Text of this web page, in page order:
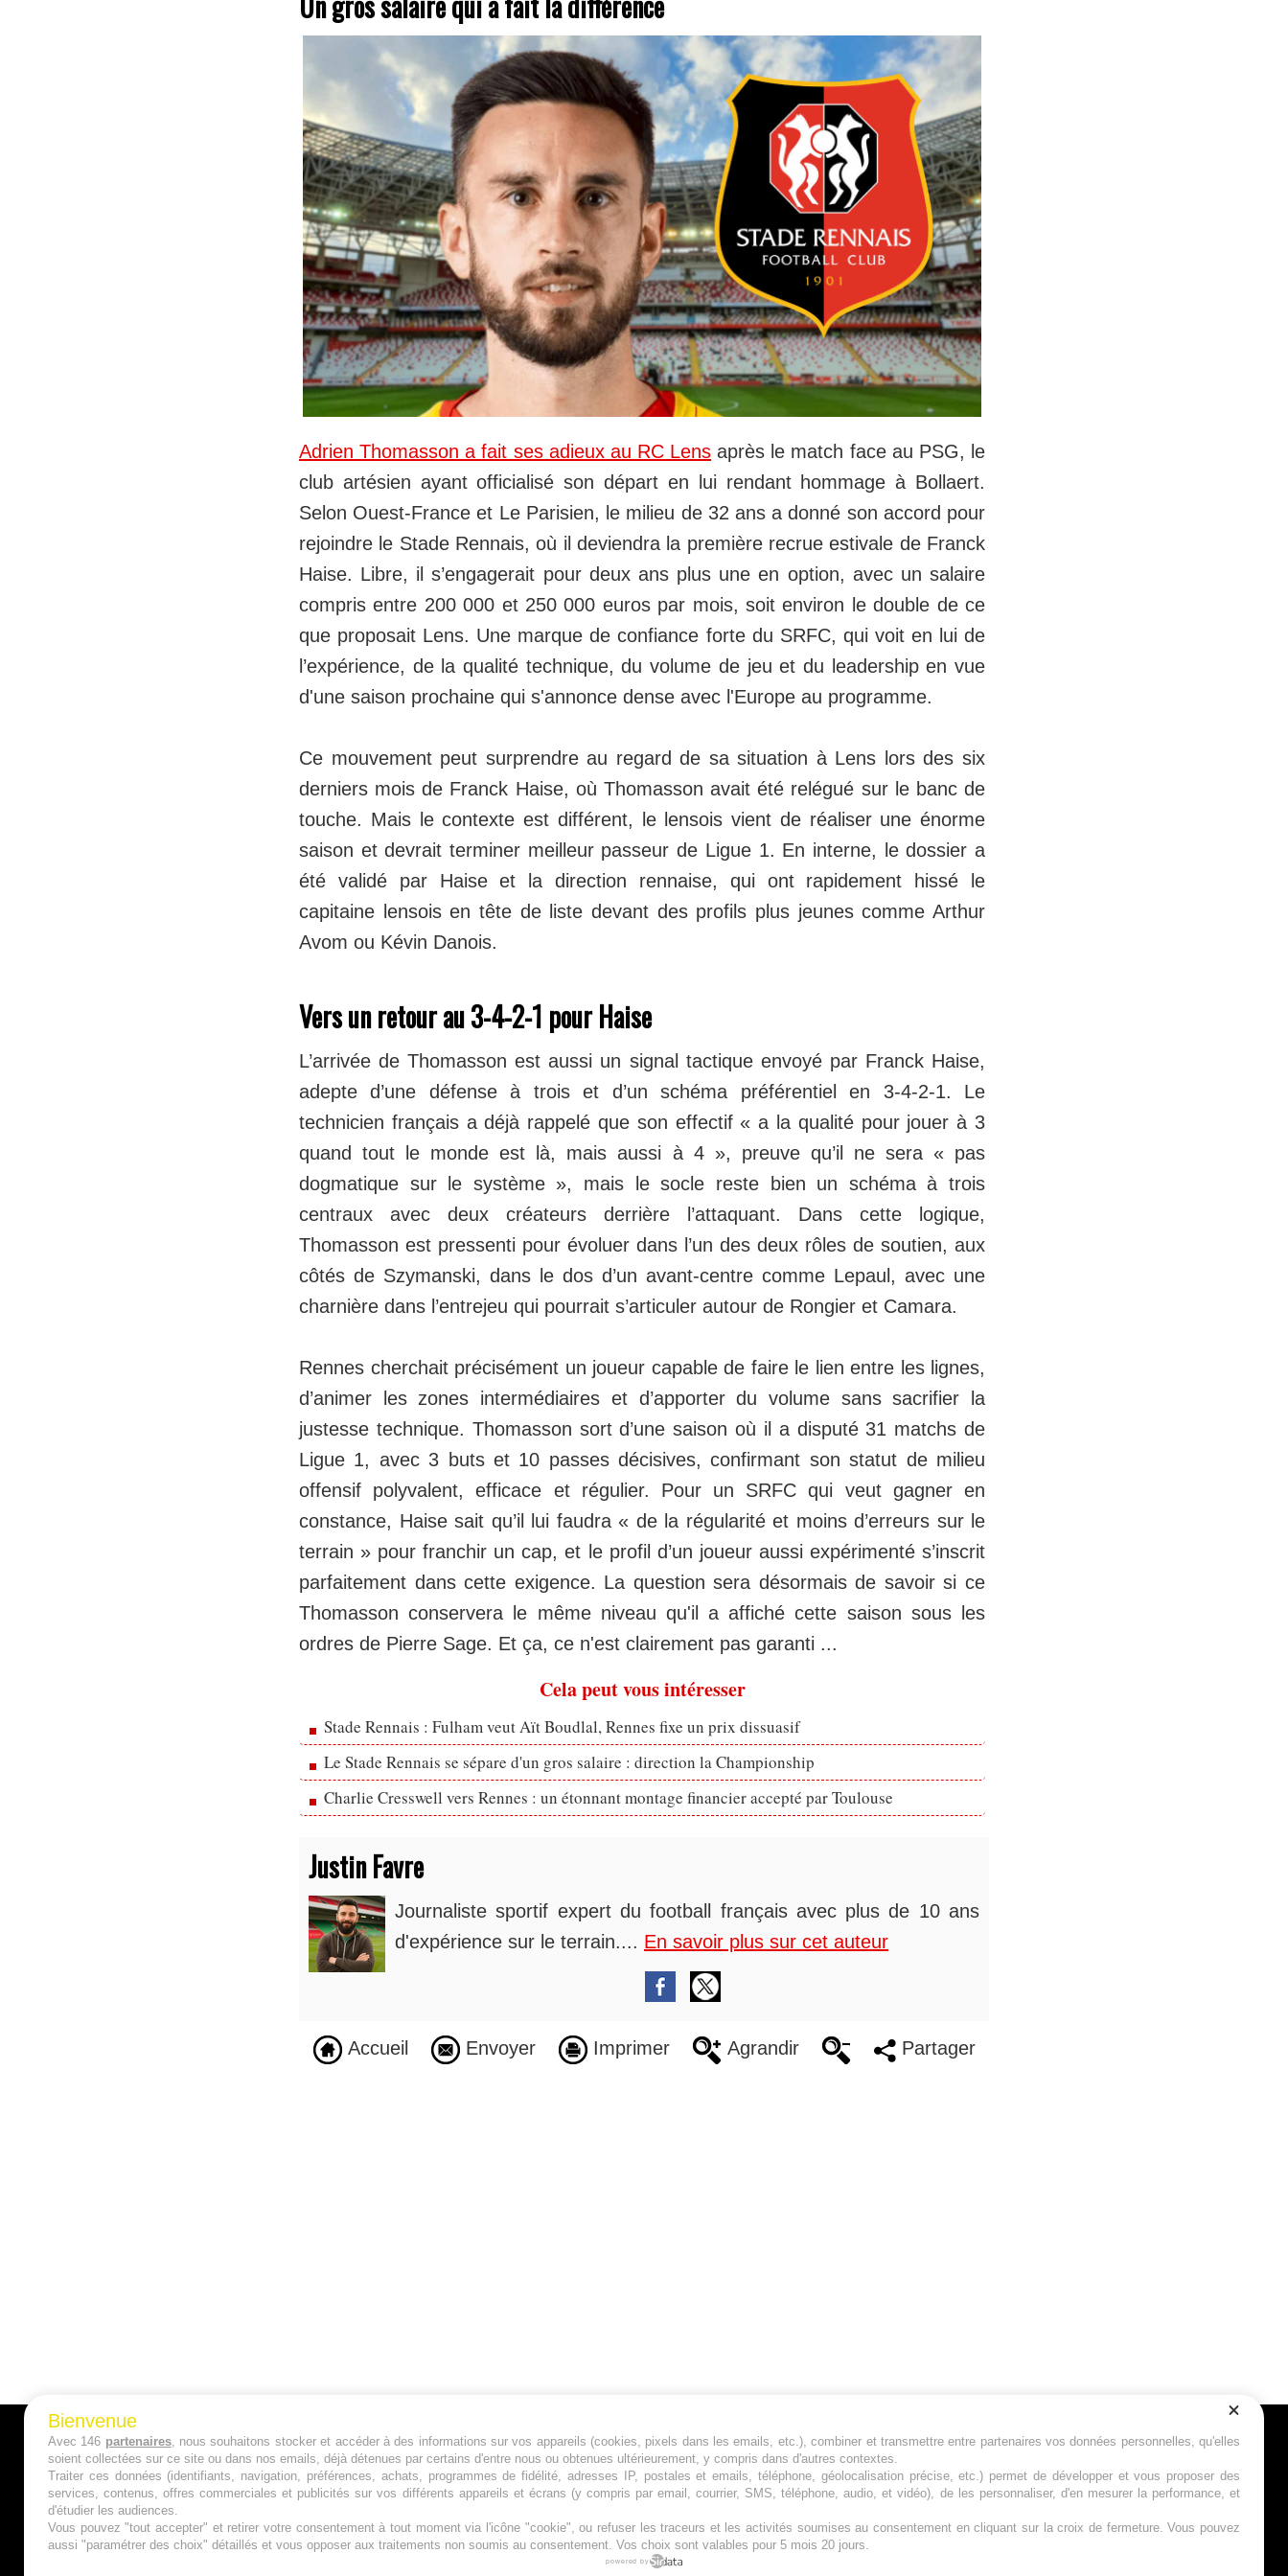
Adrien Thomasson a fait ses adieux au RC Lens après le match face au PSG, le
club artésien ayant officialisé son départ en lui rendant hommage à Bollaert.
Selon Ouest-France et Le Parisien, le milieu de 32 ans a donné son accord pour
rejoindre le Stade Rennais, où il deviendra la première recrue estivale de Franck
Haise. Libre, il s’engagerait pour deux ans plus une en option, avec un salaire
compris entre 200 000 et 250 000 euros par mois, soit environ le double de ce
que proposait Lens. Une marque de confiance forte du SRFC, qui voit en lui de
l’expérience, de la qualité technique, du volume de jeu et du leadership en vue
d'une saison prochaine qui s'annonce dense avec l'Europe au programme.
Ce mouvement peut surprendre au regard de sa situation à Lens lors des six
derniers mois de Franck Haise, où Thomasson avait été relégué sur le banc de
touche. Mais le contexte est différent, le lensois vient de réaliser une énorme
saison et devrait terminer meilleur passeur de Ligue 1. En interne, le dossier a
été validé par Haise et la direction rennaise, qui ont rapidement hissé le
capitaine lensois en tête de liste devant des profils plus jeunes comme Arthur
Avom ou Kévin Danois.
Vers un retour au 3-4-2-1 pour Haise
L’arrivée de Thomasson est aussi un signal tactique envoyé par Franck Haise,
adepte d’une défense à trois et d’un schéma préférentiel en 3-4-2-1. Le
technicien français a déjà rappelé que son effectif « a la qualité pour jouer à 3
quand tout le monde est là, mais aussi à 4 », preuve qu’il ne sera « pas
dogmatique sur le système », mais le socle reste bien un schéma à trois
centraux avec deux créateurs derrière l’attaquant. Dans cette logique,
Thomasson est pressenti pour évoluer dans l’un des deux rôles de soutien, aux
côtés de Szymanski, dans le dos d’un avant-centre comme Lepaul, avec une
charnière dans l’entrejeu qui pourrait s’articuler autour de Rongier et Camara.
Rennes cherchait précisément un joueur capable de faire le lien entre les lignes,
d’animer les zones intermédiaires et d’apporter du volume sans sacrifier la
justesse technique. Thomasson sort d’une saison où il a disputé 31 matchs de
Ligue 1, avec 3 buts et 10 passes décisives, confirmant son statut de milieu
offensif polyvalent, efficace et régulier. Pour un SRFC qui veut gagner en
constance, Haise sait qu’il lui faudra « de la régularité et moins d’erreurs sur le
terrain » pour franchir un cap, et le profil d’un joueur aussi expérimenté s’inscrit
parfaitement dans cette exigence. La question sera désormais de savoir si ce
Thomasson conservera le même niveau qu'il a affiché cette saison sous les
ordres de Pierre Sage. Et ça, ce n'est clairement pas garanti ...
Cela peut vous intéresser
Stade Rennais : Fulham veut Aït Boudlal, Rennes fixe un prix dissuasif
Le Stade Rennais se sépare d'un gros salaire : direction la Championship
Charlie Cresswell vers Rennes : un étonnant montage financier accepté par Toulouse
Justin Favre
Journaliste sportif expert du football français avec plus de 10 ans
d'expérience sur le terrain.... En savoir plus sur cet auteur
Accueil Envoyer Imprimer Agrandir Partager
A PROPOS
Qui sommes nous ?
Mentions Légales
Jeunesfooteux est un média sportif qui traite
principalement de l'actualité de la Ligue 1 et
des grosses actualités de la Ligue 2 et du
Plan du site | Syndication |Powered by WM
Suivez-nous
Bienvenue
Avec 146 partenaires, nous souhaitons stocker et accéder à des informations sur vos appareils (cookies, pixels dans les emails, etc.), combiner et transmettre entre partenaires vos données personnelles, qu'elles
soient collectées sur ce site ou dans nos emails, déjà détenues par certains d'entre nous ou obtenues ultérieurement, y compris dans d'autres contextes.
Traiter ces données (identifiants, navigation, préférences, achats, programmes de fidélité, adresses IP, postales et emails, téléphone, géolocalisation précise, etc.) permet de développer et vous proposer des
services, contenus, offres commerciales et publicités sur vos différents appareils et écrans (y compris par email, courrier, SMS, téléphone, audio, et vidéo), de les personnaliser, d'en mesurer la performance, et
d'étudier les audiences.
Vous pouvez "tout accepter" et retirer votre consentement à tout moment via l'icône "cookie", ou refuser les traceurs et les activités soumises au consentement en cliquant sur la croix de fermeture. Vous pouvez
aussi "paramétrer des choix" détaillés et vous opposer aux traitements non soumis au consentement. Vos choix sont valables pour 5 mois 20 jours.
powered by